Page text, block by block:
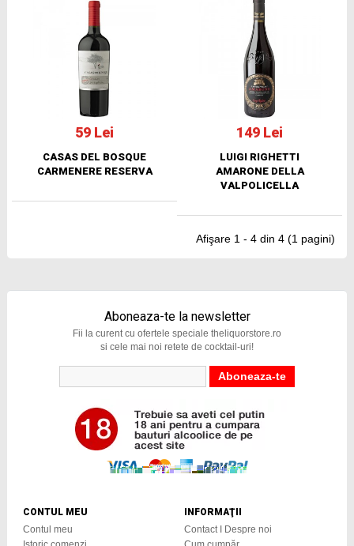
59 Lei
CASAS DEL BOSQUE
CARMENERE RESERVA
149 Lei
LUIGI RIGHETTI
AMARONE DELLA
VALPOLICELLA
Afişare 1 - 4 din 4 (1 pagini)
Aboneaza-te la newsletter
Fii la curent cu ofertele speciale theliquorstore.ro
si cele mai noi retete de cocktail-uri!
CONTUL MEU
Contul meu
INFORMAŢII
Contact I Despre noi